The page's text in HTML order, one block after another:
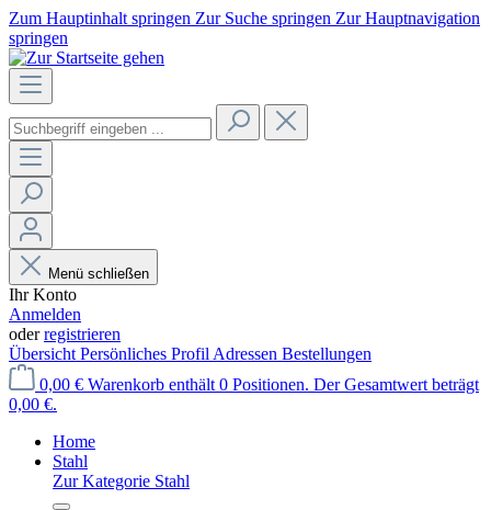
Zum Hauptinhalt springen Zur Suche springen Zur Hauptnavigation
springen
Menü schließen
Ihr Konto
Anmelden
oderregistrieren
Übersicht Persönliches Profil Adressen Bestellungen
0,00 € Warenkorb enthält 0 Positionen. Der Gesamtwert beträgt
0,00 €.
Home
Stahl
Zur Kategorie Stahl